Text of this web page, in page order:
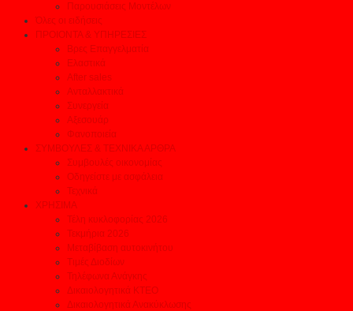
Παρουσιάσεις Μοντέλων
Όλες οι ειδήσεις
ΠΡΟΙΟΝΤΑ & ΥΠΗΡΕΣΙΕΣ
Βρες Επαγγελματία
Ελαστικά
After sales
Ανταλλακτικά
Συνεργεία
Αξεσουάρ
Φανοποιεία
ΣΥΜΒΟΥΛΕΣ & ΤΕΧΝΙΚΑ ΑΡΘΡΑ
Συμβουλές οικονομίας
Οδηγείστε με ασφάλεια
Τεχνικά
ΧΡΗΣΙΜΑ
Τέλη κυκλοφορίας 2026
Τεκμήρια 2026
Μεταβίβαση αυτοκινήτου
Τιμές Διοδίων
Τηλέφωνα Ανάγκης
Δικαιολογητικά ΚΤΕΟ
Δικαιολογητικά Ανακύκλωσης